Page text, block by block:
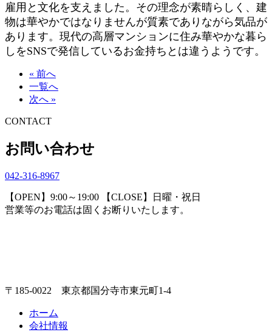
雇用と文化を支えました。その理念が素晴らしく、建
物は華やかではなりませんが質素でありながら気品が
あります。現代の高層マンションに住み華やかな暮ら
しをSNSで発信しているお金持ちとは違うようです。
« 前へ
一覧へ
次へ »
CONTACT
お問い合わせ
042-316-8967
【OPEN】9:00～19:00 【CLOSE】日曜・祝日
営業等のお電話は固くお断りいたします。
〒185-0022 東京都国分寺市東元町1-4
ホーム
会社情報